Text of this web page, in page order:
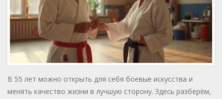
В 55 лет можно открыть для себя боевые искусства и
менять качество жизни в лучшую сторону. Здесь разберём,